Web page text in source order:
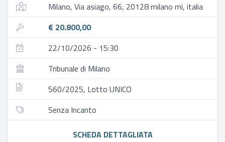
Milano, Via asiago, 66, 20128 milano mi, italia
€ 20.800,00
22/10/2026 - 15:30
Tribunale di Milano
560/2025, Lotto UNICO
Senza Incanto
SCHEDA DETTAGLIATA